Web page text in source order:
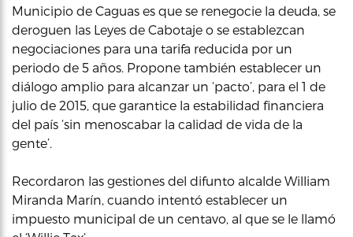
Municipio de Caguas es que se renegocie la deuda, se
deroguen las Leyes de Cabotaje o se establezcan
negociaciones para una tarifa reducida por un
periodo de 5 años. Propone también establecer un
diálogo amplio para alcanzar un ‘pacto’, para el 1 de
julio de 2015, que garantice la estabilidad financiera
del país ‘sin menoscabar la calidad de vida de la
gente’.
Recordaron las gestiones del difunto alcalde William
Miranda Marín, cuando intentó establecer un
impuesto municipal de un centavo, al que se le llamó